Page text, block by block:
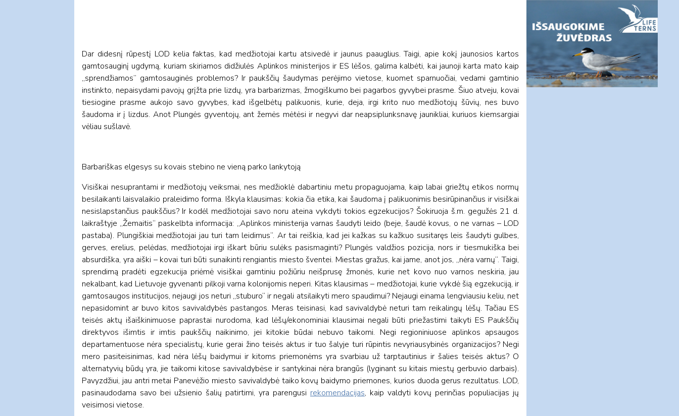
Dar didesnį rūpestį LOD kelia faktas, kad medžiotojai kartu atsivedė ir jaunus paauglius. Taigi, apie kokį jaunosios kartos
gamtosauginį ugdymą, kuriam skiriamos didžiulės Aplinkos ministerijos ir ES lėšos, galima kalbėti, kai jaunoji karta mato kaip
„sprendžiamos” gamtosauginės problemos? Ir paukščių šaudymas perėjimo vietose, kuomet sparnuočiai, vedami gamtinio
instinkto, nepaisydami pavojų grįžta prie lizdų, yra barbarizmas, žmogiškumo bei pagarbos gyvybei prasme. Šiuo atveju, kovai
tiesiogine prasme aukojo savo gyvybes, kad išgelbėtų palikuonis, kurie, deja, irgi krito nuo medžiotojų šūvių, nes buvo
šaudoma ir į lizdus. Anot Plungės gyventojų, ant žemės mėtėsi ir negyvi dar neapsiplunksnavę jaunikliai, kuriuos kiemsargiai
vėliau sušlavė.
Barbariškas elgesys su kovais stebino ne vieną parko lankytoją
Visiškai nesuprantami ir medžiotojų veiksmai, nes medžioklė dabartiniu metu propaguojama, kaip labai griežtų etikos normų
besilaikanti laisvalaikio praleidimo forma. Iškyla klausimas: kokia čia etika, kai šaudoma į palikuonimis besirūpinančius ir visiškai
nesislapstančius paukščius? Ir kodėl medžiotojai savo noru ateina vykdyti tokios egzekucijos? Šokiruoja š.m. gegužės 21 d.
laikraštyje „Žemaitis“ paskelbta informacija: „Aplinkos ministerija varnas šaudyti leido (beje, šaudė kovus, o ne varnas – LOD
pastaba). Plungiškiai medžiotojai jau turi tam leidimus“. Ar tai reiškia, kad jei kažkas su kažkuo susitaręs leis šaudyti gulbes,
gerves, erelius, pelėdas, medžiotojai irgi iškart būriu sulėks pasismaginti? Plungės valdžios pozicija, nors ir tiesmukiška bei
absurdiška, yra aiški – kovai turi būti sunaikinti rengiantis miesto šventei. Miestas gražus, kai jame, anot jos, „nėra varnų“. Taigi,
sprendimą pradėti egzekucija priėmė visiškai gamtiniu požiūriu neišprusę žmonės, kurie net kovo nuo varnos neskiria, jau
nekalbant, kad Lietuvoje gyvenanti pilkoji varna kolonijomis neperi. Kitas klausimas – medžiotojai, kurie vykdė šią egzekuciją, ir
gamtosaugos institucijos, nejaugi jos neturi „stuburo“ ir negali atsilaikyti mero spaudimui? Nejaugi einama lengviausiu keliu, net
nepasidomint ar buvo kitos savivaldybės pastangos. Meras teisinasi, kad savivaldybė neturi tam reikalingų lėšų. Tačiau ES
teisės aktų išaiškinimuose paprastai nurodoma, kad lėšų/ekonominiai klausimai negali būti priežastimi taikyti ES Paukščių
direktyvos išimtis ir imtis paukščių naikinimo, jei kitokie būdai nebuvo taikomi. Negi regioniniuose aplinkos apsaugos
departamentuose nėra specialistų, kurie gerai žino teisės aktus ir tuo šalyje turi rūpintis nevyriausybinės organizacijos? Negi
mero pasiteisinimas, kad nėra lėšų baidymui ir kitoms priemonėms yra svarbiau už tarptautinius ir šalies teisės aktus? O
alternatyvių būdų yra, jie taikomi kitose savivaldybėse ir santykinai nėra brangūs (lyginant su kitais miestų gerbuvio darbais).
Pavyzdžiui, jau antri metai Panevėžio miesto savivaldybė taiko kovų baidymo priemones, kurios duoda gerus rezultatus. LOD,
pasinaudodama savo bei užsienio šalių patirtimi, yra parengusi rekomendacijas, kaip valdyti kovų perinčias populiacijas jų
veisimosi vietose.